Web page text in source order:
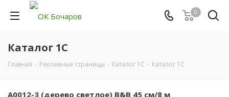
0
Каталог 1С
Главная - Рекламные страницы - Каталог 1С - Каталог 1С
A0012-3 (дерево светлое) B&B 45 см/8 м